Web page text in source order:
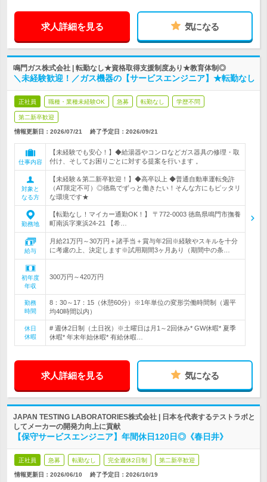
求人詳細を見る 気になる
鳴門ガス株式会社 | 転勤なし★資格取得支援制度あり★教育体制◎
＼未経験歓迎！／ガス機器の【サービスエンジニア】★転勤なし
正社員 職種・業種未経験OK 急募 転勤なし 学歴不問
第二新卒歓迎
情報更新日：2026/07/21 終了予定日： 2026/09/21
仕事内容
【未経験でも安心！】◆給湯器やコンロなどガス器具の修理・取
付け、そしてお困りごとに対する提案を行います 。
対象と
なる方
【未経験＆第二新卒歓迎！】◆高卒以上 ◆普通自動車運転免許
（AT限定不可）◎徳島でずっと働きたい！そんな方にもピッタリ
な環境です★
勤務地
【転勤なし！マイカー通勤OK！】 〒772-0003 徳島県鳴門市撫養
町南浜字東浜24-21 【希…
給与
月給21万円～30万円＋諸手当＋賞与年2回※経験やスキルを十分
に考慮の上、決定します※試用期間3ヶ月あり（期間中の条…
初年度
年収
300万円～420万円
勤務
時間
8：30～17：15（休憩60分）※1年単位の変形労働時間制（週平
均40時間以内）
休日
休暇
# 週休2日制（土日祝）※土曜日は月1～2回休み* GW休暇* 夏季
休暇* 年末年始休暇* 有給休暇…
求人詳細を見る 気になる
JAPAN TESTING LABORATORIES株式会社 | 日本を代表するテストラボと
してメーカーの開発力向上に貢献
【保守サービスエンジニア】年間休日120日◎《春日井》
正社員 急募 転勤なし 完全週休2日制 第二新卒歓迎
情報更新日：2026/06/10 終了予定日： 2026/10/19